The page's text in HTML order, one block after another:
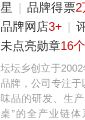
星
| 品牌得票2
品牌网店3+ |
未点亮勋章16个
坛坛乡创立于
品牌，公司专注
味品的研发、生
桌”的全产业链